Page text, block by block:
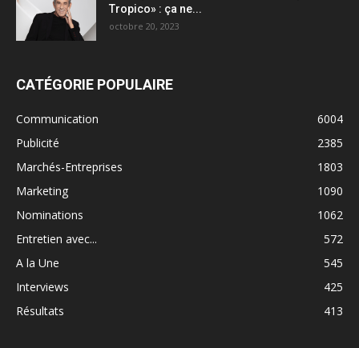
Tropico» : ça ne...
octobre 20, 2023
CATÉGORIE POPULAIRE
Communication
6004
Publicité
2385
Marchés-Entreprises
1803
Marketing
1090
Nominations
1062
Entretien avec...
572
A la Une
545
Interviews
425
Résultats
413